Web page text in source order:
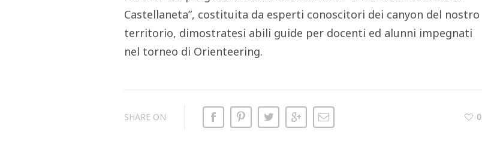
Castellaneta”, costituita da esperti conoscitori dei canyon del nostro
territorio, dimostratesi abili guide per docenti ed alunni impegnati
nel torneo di Orienteering.
SHARE ON 0